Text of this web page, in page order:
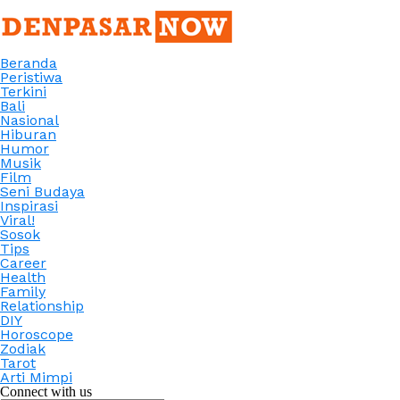
Beranda
Peristiwa
Terkini
Bali
Nasional
Hiburan
Humor
Musik
Film
Seni Budaya
Inspirasi
Viral!
Sosok
Tips
Career
Health
Family
Relationship
DIY
Horoscope
Zodiak
Tarot
Arti Mimpi
Connect with us